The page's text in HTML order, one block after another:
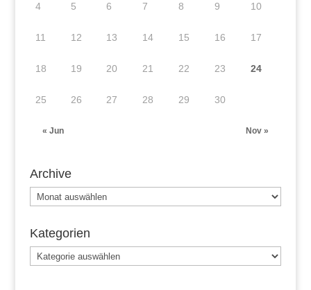
« Jun Nov »
4 5 6 7 8 9 10
11 12 13 14 15 16 17
18 19 20 21 22 23 24
25 26 27 28 29 30
Archive
Archive
Kategorien
Kategorien